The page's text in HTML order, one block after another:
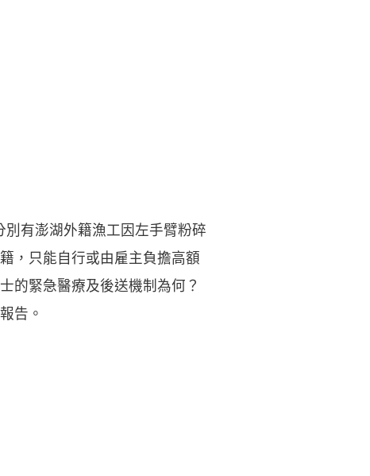
有澎湖外籍漁工因左手臂粉碎
，只能自行或由雇主負擔高額
的緊急醫療及後送機制為何？
告。